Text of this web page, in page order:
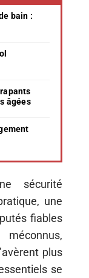
bain :
âgées
sécurité
une
fiables
plus
se